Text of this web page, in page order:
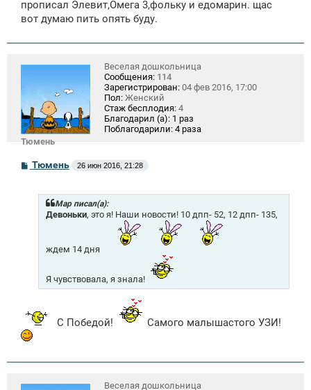
прописал Элевит,Омега 3,фольку и едомарин. щас
вот думаю пить опять буду.
Тюмень
Веселая дошкольница
Сообщения: 114
Зарегистрирован: 04 фев 2016, 17:00
Пол: Женский
Стаж бесплодия: 4
Благодарил (а): 1 раз
Поблагодарили: 4 раза
СТюмень 26 июн 2016, 21:28
Mар писал(а):
Девоньки, это я! Наши новости! 10 дпп- 52, 12 дпп- 135,
ждем 14 дня
Я чувствовала, я знала!
С Победой! Самого малышастого УЗИ!
Веселая дошкольница